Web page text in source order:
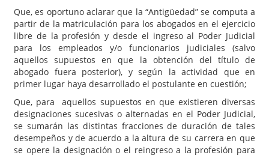
Que, es oportuno aclarar que la “Antigüedad” se computa a
partir de la matriculación para los abogados en el ejercicio
libre de la profesión y desde el ingreso al Poder Judicial
para los empleados y/o funcionarios judiciales (salvo
aquellos supuestos en que la obtención del título de
abogado fuera posterior), y según la actividad que en
primer lugar haya desarrollado el postulante en cuestión;
Que, para aquellos supuestos en que existieren diversas
designaciones sucesivas o alternadas en el Poder Judicial,
se sumarán las distintas fracciones de duración de tales
desempeños y de acuerdo a la altura de su carrera en que
se opere la designación o el reingreso a la profesión para